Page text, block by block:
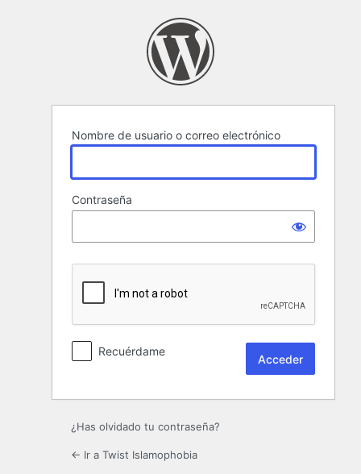
Nombre de usuario o correo electrónico
Contraseña
Recuérdame
¿Has olvidado tu contraseña?
← Ir a Twist Islamophobia